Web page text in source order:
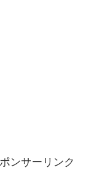
ンサーリンク